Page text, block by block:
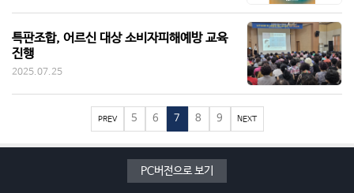
특판조합, 어르신 대상 소비자피해예방 교육
진행
2025.07.25
PREV 5 6 7 8 9 NEXT
PC버전으로 보기